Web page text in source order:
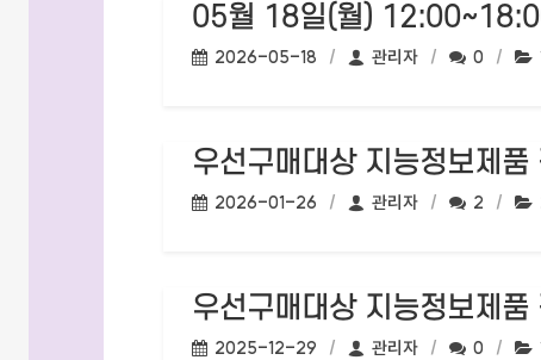
05월 18일(월)
작성일:
2026-05-18 작성자:
관리자 댓글수:
0
우선구매대상 지능정보제
작성일:
2026-01-26 작성자:
관리자 댓글수:
2
우선구매대상 지능정보제
작성일:
2025-12-29 작성자:
관리자 댓글수:
0